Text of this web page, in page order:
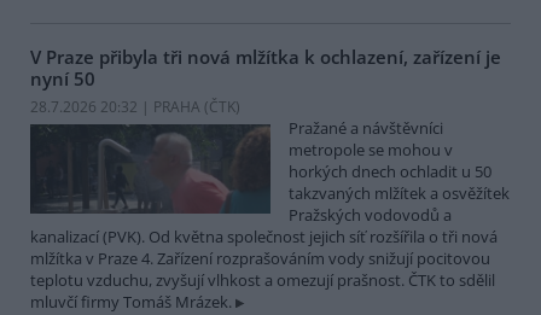
V Praze přibyla tři nová mlžítka k ochlazení, zařízení je
nyní 50
28.7.2026 20:32 | PRAHA (ČTK)
Pražané a návštěvníci
metropole se mohou v
horkých dnech ochladit u 50
takzvaných mlžítek a osvěžítek
Pražských vodovodů a
kanalizací (PVK). Od května společnost jejich síť rozšířila o tři nová
mlžítka v Praze 4. Zařízení rozprašováním vody snižují pocitovou
teplotu vzduchu, zvyšují vlhkost a omezují prašnost. ČTK to sdělil
mluvčí firmy Tomáš Mrázek.